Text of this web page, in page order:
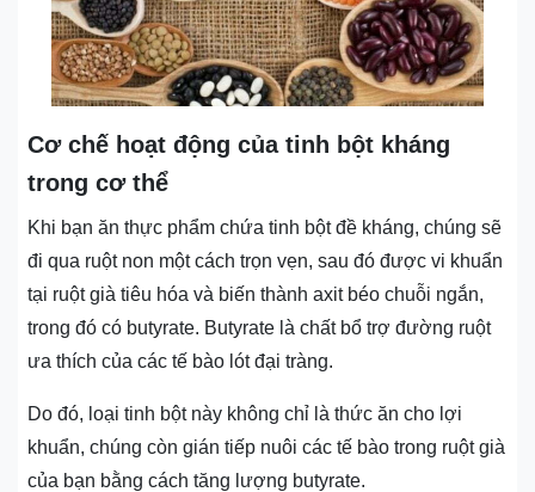
Cơ chế hoạt động của tinh bột kháng
trong cơ thể
Khi bạn ăn thực phẩm chứa tinh bột đề kháng, chúng sẽ
đi qua ruột non một cách trọn vẹn, sau đó được vi khuẩn
tại ruột già tiêu hóa và biến thành axit béo chuỗi ngắn,
trong đó có butyrate. Butyrate là chất bổ trợ đường ruột
ưa thích của các tế bào lót đại tràng.
Do đó, loại tinh bột này không chỉ là thức ăn cho lợi
khuẩn, chúng còn gián tiếp nuôi các tế bào trong ruột già
của bạn bằng cách tăng lượng butyrate.